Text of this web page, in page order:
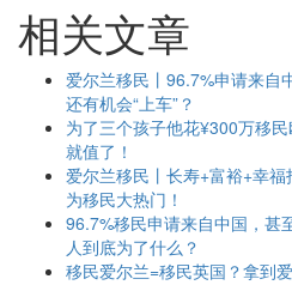
相关文章
爱尔兰移民丨96.7%申请来自
还有机会“上车”？
为了三个孩子他花¥300万移
就值了！
爱尔兰移民丨长寿+富裕+幸
为移民大热门！
96.7%移民申请来自中国，甚
人到底为了什么？
移民爱尔兰=移民英国？拿到